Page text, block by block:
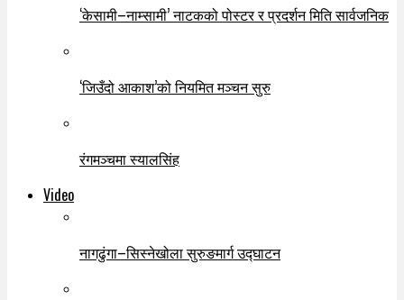
‘केसामी–नाम्सामी’ नाटकको पोस्टर र प्रदर्शन मिति सार्वजनिक
‘जिउँदो आकाश’को नियमित मञ्चन सुरु
रंगमञ्चमा स्यालसिंह
Video
नागढुंगा–सिस्नेखोला सुरुङमार्ग उद्घाटन